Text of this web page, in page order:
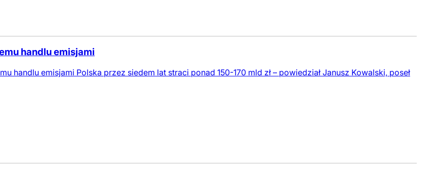
handlu emisjami
handlu emisjami Polska przez siedem lat straci ponad 150-170 mld zł – powiedział Janusz Kowalski, poseł